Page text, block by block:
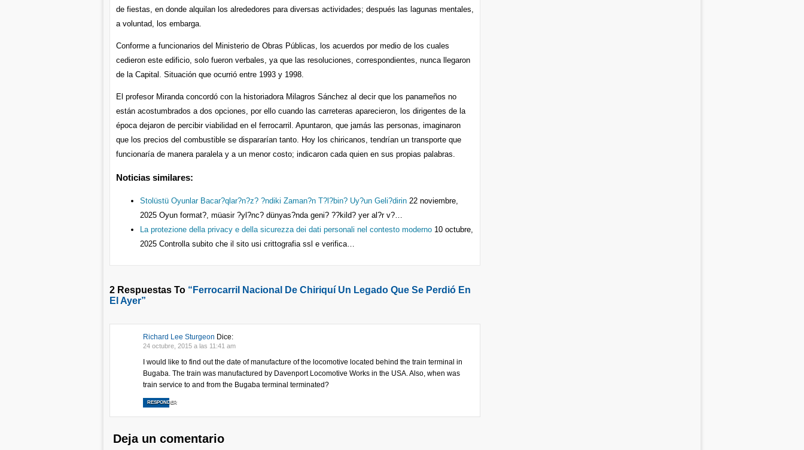
de fiestas, en donde alquilan los alrededores para diversas actividades; después las lagunas mentales,
a voluntad, los embarga.
Conforme a funcionarios del Ministerio de Obras Públicas, los acuerdos por medio de los cuales
cedieron este edificio, solo fueron verbales, ya que las resoluciones, correspondientes, nunca llegaron
de la Capital. Situación que ocurrió entre 1993 y 1998.
El profesor Miranda concordó con la historiadora Milagros Sánchez al decir que los panameños no
están acostumbrados a dos opciones, por ello cuando las carreteras aparecieron, los dirigentes de la
época dejaron de percibir viabilidad en el ferrocarril. Apuntaron, que jamás las personas, imaginaron
que los precios del combustible se dispararían tanto. Hoy los chiricanos, tendrían un transporte que
funcionaría de manera paralela y a un menor costo; indicaron cada quien en sus propias palabras.
Noticias similares:
Stolüstü Oyunlar Bacar?qlar?n?z? ?ndiki Zaman?n T?l?bin? Uy?un Geli?dirin 22 noviembre,
2025 Oyun format?, müasir ?yl?nc? dünyas?nda geni? ??kild? yer al?r v?…
La protezione della privacy e della sicurezza dei dati personali nel contesto moderno 10 octubre,
2025 Controlla subito che il sito usi crittografia ssl e verifica…
2 Respuestas To “Ferrocarril Nacional De Chiriquí Un Legado Que Se Perdió En
El Ayer”
Richard Lee Sturgeon Dice:
24 octubre, 2015 a las 11:41 am
I would like to find out the date of manufacture of the locomotive located behind the train terminal in
Bugaba. The train was manufactured by Davenport Locomotive Works in the USA. Also, when was
train service to and from the Bugaba terminal terminated?
RESPONDER
Deja un comentario